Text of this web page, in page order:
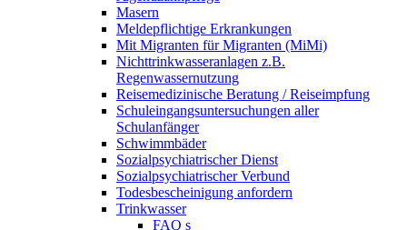
Masern
Meldepflichtige Erkrankungen
Mit Migranten für Migranten (MiMi)
Nichttrinkwasseranlagen z.B.
Regenwassernutzung
Reisemedizinische Beratung / Reiseimpfung
Schuleingangsuntersuchungen aller
Schulanfänger
Schwimmbäder
Sozialpsychiatrischer Dienst
Sozialpsychiatrischer Verbund
Todesbescheinigung anfordern
Trinkwasser
FAQ s